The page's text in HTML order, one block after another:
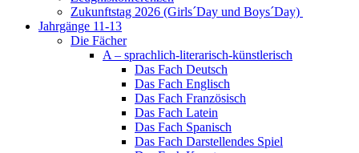
Zukunftstag 2026 (Girls´Day und Boys´Day)
Jahrgänge 11-13
Die Fächer
A – sprachlich-literarisch-künstlerisch
Das Fach Deutsch
Das Fach Englisch
Das Fach Französisch
Das Fach Latein
Das Fach Spanisch
Das Fach Darstellendes Spiel